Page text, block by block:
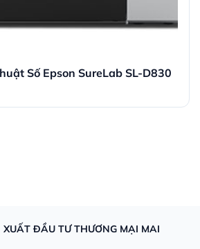
Số Epson SureLab SL-D830
ĐẦU TƯ THƯƠNG MẠI MAI